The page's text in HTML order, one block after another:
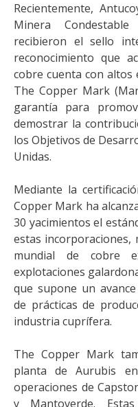
Recientemente,
Minera
recibieron el sello
reconocimiento que
cobre cuenta con altos
The Copper Mark
garantía para
demostrar la
los Objetivos de
Unidas.
Mediante la
Copper Mark ha
30 yacimientos el
estas incorporaciones,
mundial de cobre
explotaciones
que supone un
de prácticas de
industria cuprífera.
The Copper Mark
planta de Aurubis
operaciones de
y Mantoverde.